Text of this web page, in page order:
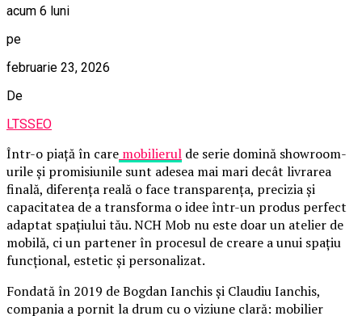
acum 6 luni
pe
februarie 23, 2026
De
LTSSEO
Într-o piață în care mobilierul de serie domină showroom-
urile și promisiunile sunt adesea mai mari decât livrarea
finală, diferența reală o face transparența, precizia și
capacitatea de a transforma o idee într-un produs perfect
adaptat spațiului tău. NCH Mob nu este doar un atelier de
mobilă, ci un partener în procesul de creare a unui spațiu
funcțional, estetic și personalizat.
Fondată în 2019 de Bogdan Ianchis și Claudiu Ianchis,
compania a pornit la drum cu o viziune clară: mobilier